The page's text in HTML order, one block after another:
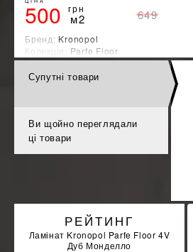
500 грн
м2 649
Бренд: Kronopol
Колекція: Parfe Floor
Країна-виробник:Швейцария
ДІЗНАЙТИСЯ ЗНИЖКУ
КУПИТИ
Супутні товари
Ви щойно переглядали
ці товари
РЕЙТИНГ
Ламінат Kronopol Parfe Floor 4V
Дуб Монделло